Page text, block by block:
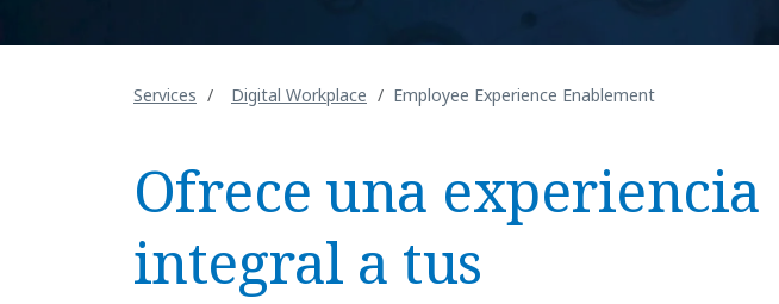
Services Digital Workplace Employee Experience Enablement
Ofrece una experiencia
integral a tus